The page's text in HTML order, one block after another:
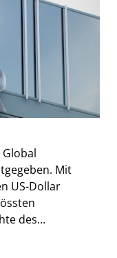
Global
Mit
US-Dollar
des...